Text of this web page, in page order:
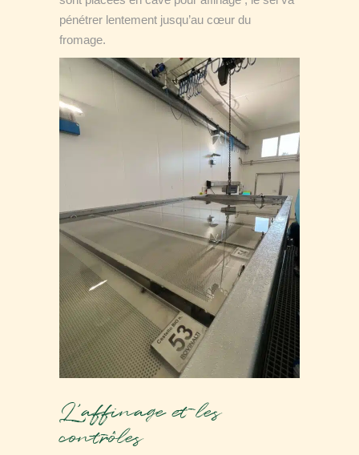
pénétrer lentement jusqu’au cœur du
fromage.
L’affinage et les
contrôles